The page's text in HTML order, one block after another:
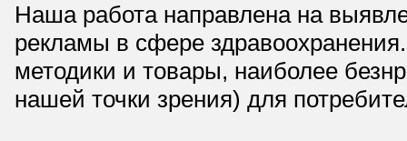
Наша работа направлена на
рекламы в сфере
методики и товары, наиболее
нашей точки зрения) для